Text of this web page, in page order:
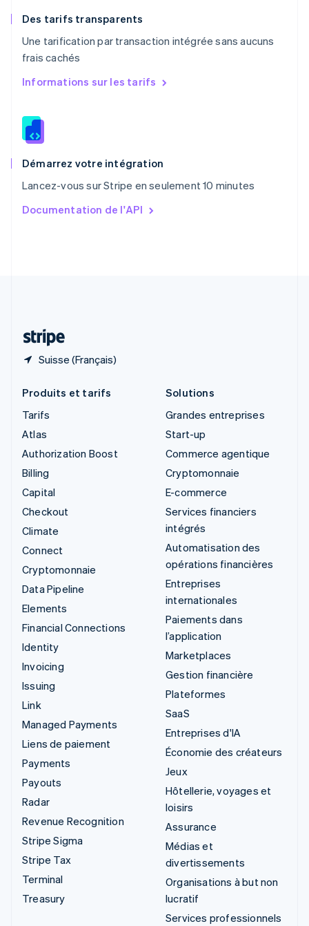
Des tarifs transparents
Une tarification par transaction intégrée sans aucuns
frais cachés
Informations sur les tarifs
Démarrez votre intégration
Lancez-vous sur Stripe en seulement 10 minutes
Documentation de l'API
Suisse (Français)
English
PortuguêsEnglish
R.A.S. de Hong Kong, Chine
English
Roumanie
Royaume-Uni
English
English简体中文
English
Produits et tarifs
Tarifs
Atlas
Authorization Boost
Billing
Capital
Checkout
Climate
Connect
Cryptomonnaie
Data Pipeline
Elements
Financial Connections
Identity
Invoicing
Issuing
Link
Managed Payments
Liens de paiement
Payments
Payouts
Radar
Revenue Recognition
Stripe Sigma
Stripe Tax
Terminal
Treasury
Solutions
Grandes entreprises
Start-up
Commerce agentique
Cryptomonnaie
E-commerce
Services financiers
intégrés
Automatisation des
opérations financières
Entreprises
internationales
Paiements dans
l’application
Marketplaces
Gestion financière
Plateformes
SaaS
Entreprises d'IA
Économie des créateurs
Jeux
Hôtellerie, voyages et
loisirs
Assurance
Médias et
divertissements
Organisations à but non
lucratif
Services professionnels